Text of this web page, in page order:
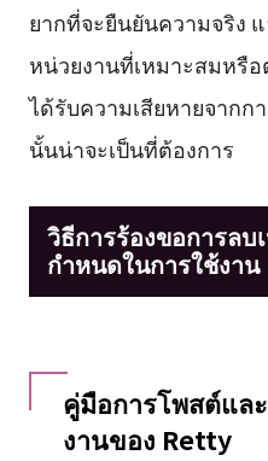
ยากที่จะยืนยันความจริง
หน่วยงานที่เหมาะสมหรื
ได้รับความเสียหายจากก
นั้นน่าจะเป็นที่ต้องการ
วิธีการร้องขอการลบ
กำหนดในการใช้งาน
คู่มือการโพสต์แล
งานของ Retty